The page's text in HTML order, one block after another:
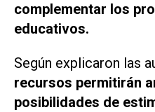
complementar los
educativos.
Según explicaron las
recursos permitirán
posibilidades de